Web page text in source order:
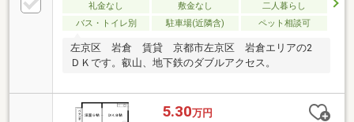
礼金なし 敷金なし
二人暮らし
バス・トイレ別
駐車場(近隣含) ペット相談可
左京区 岩倉 賃貸 京都市左京区 岩倉エリアの2
ＤＫです。叡山、地下鉄のダブルアクセス。
5.30万円